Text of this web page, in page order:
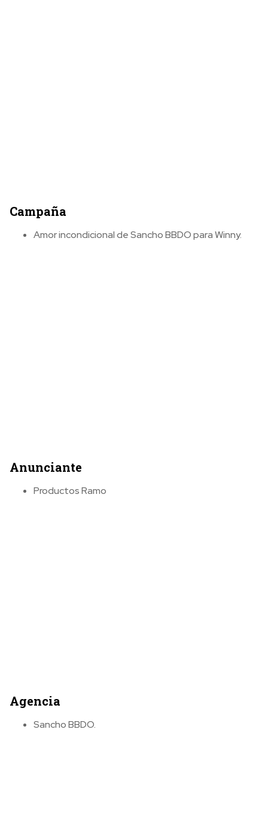
Campaña
Amor incondicional de Sancho BBDO para Winny.
Anunciante
Productos Ramo
Agencia
Sancho BBDO.